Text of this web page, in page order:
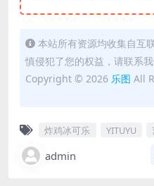
本站所有资源均收集自互
慎侵犯了您的权益，请联系
Copyright © 2026 乐图 All
炸鸡冰可乐 YITUYU
admin